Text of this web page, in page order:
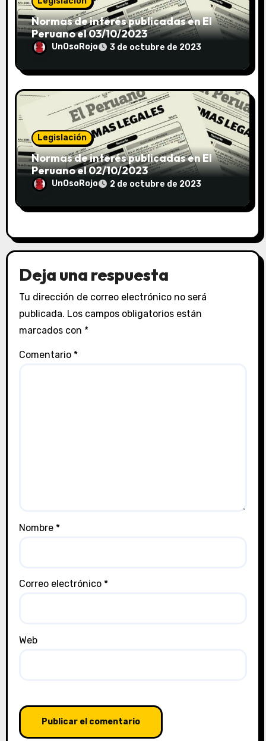
Normas de interés publicadas en El
Peruano el 03/10/2023
UnOsoRojo 3 de octubre de 2023
Legislación
Normas de interés publicadas en El
Peruano el 02/10/2023
UnOsoRojo 2 de octubre de 2023
Deja una respuesta
Tu dirección de correo electrónico no será
publicada. Los campos obligatorios están
marcados con *
Comentario *
Nombre *
Correo electrónico *
Web